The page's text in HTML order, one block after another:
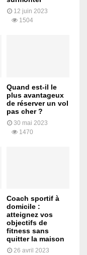
12 juin 2023
1504
Quand est-il le
plus avantageux
de réserver un vol
pas cher ?
30 mai 2023
1470
Coach sportif à
domicile :
atteignez vos
objectifs de
fitness sans
quitter la maison
26 avril 2023